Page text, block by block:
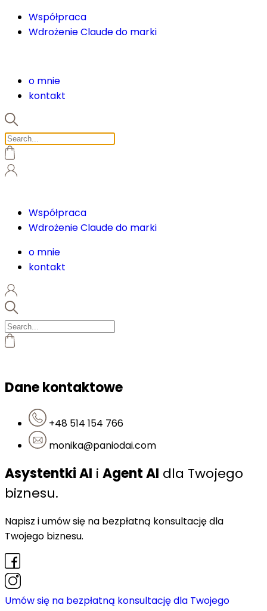
Współpraca
Wdrożenie Claude do marki
o mnie
kontakt
Współpraca
Wdrożenie Claude do marki
o mnie
kontakt
Dane kontaktowe
+48 514 154 766
monika@paniodai.com
Asystentki AI i Agent AI dla Twojego
biznesu.
Napisz i umów się na bezpłatną konsultację dla
Twojego biznesu.
Umów się na bezpłatną konsultację dla Twojego